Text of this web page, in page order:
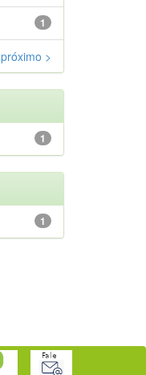
1
próximo >
1
1